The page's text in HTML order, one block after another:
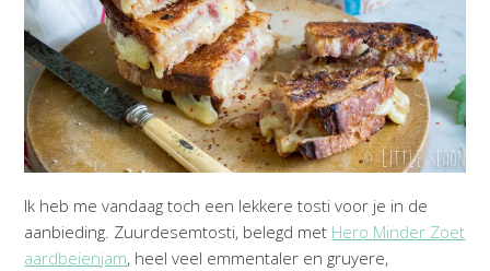
Ik heb me vandaag toch een lekkere tosti voor je in de
aanbieding. Zuurdesemtosti, belegd met Hero Minder Zoet
aardbeienjam, heel veel emmentaler en gruyere,